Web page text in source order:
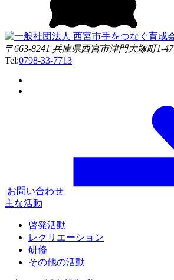
〒663-8241 兵庫県西宮市津門大塚町1-47
Tel:0798-33-7713
お問い合わせ
主な活動
啓発活動
レクリエーション
研修
その他の活動